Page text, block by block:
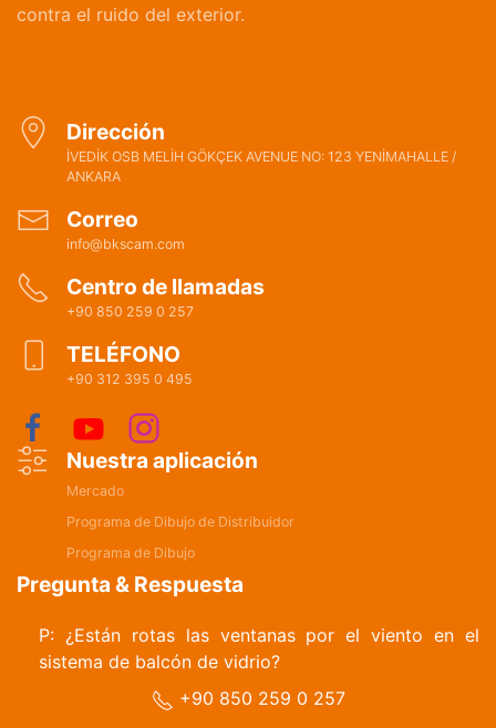
+90 850 259 0 257
contra el ruido del exterior.
Dirección
İVEDİK OSB MELİH GÖKÇEK AVENUE NO: 123 YENİMAHALLE /
ANKARA
Correo
info@bkscam.com
Centro de llamadas
+90 850 259 0 257
TELÉFONO
+90 312 395 0 495
Nuestra aplicación
Mercado
Programa de Dibujo de Distribuidor
Programa de Dibujo
Pregunta & Respuesta
P: ¿Están rotas las ventanas por el viento en el
sistema de balcón de vidrio?
R: Las ventanas utilizadas en el sistema de balcón